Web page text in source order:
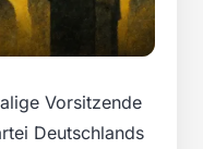
Vorsitzende
Deutschlands